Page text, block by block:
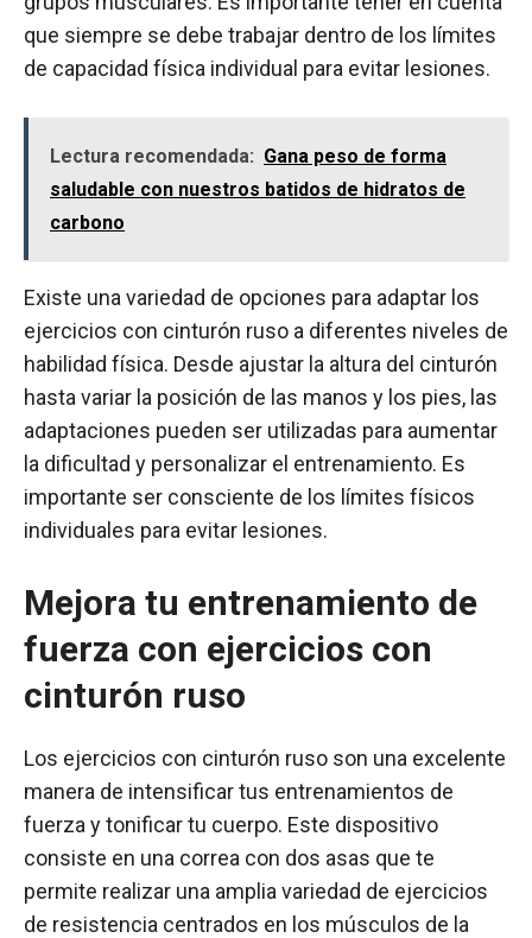
que siempre se debe trabajar dentro de los límites
de capacidad física individual para evitar lesiones.
Lectura recomendada: Gana peso de forma
saludable con nuestros batidos de hidratos de
carbono
Existe una variedad de opciones para adaptar los
ejercicios con cinturón ruso a diferentes niveles de
habilidad física. Desde ajustar la altura del cinturón
hasta variar la posición de las manos y los pies, las
adaptaciones pueden ser utilizadas para aumentar
la dificultad y personalizar el entrenamiento. Es
importante ser consciente de los límites físicos
individuales para evitar lesiones.
Mejora tu entrenamiento de
fuerza con ejercicios con
cinturón ruso
Los ejercicios con cinturón ruso son una excelente
manera de intensificar tus entrenamientos de
fuerza y tonificar tu cuerpo. Este dispositivo
consiste en una correa con dos asas que te
permite realizar una amplia variedad de ejercicios
de resistencia centrados en los músculos de la